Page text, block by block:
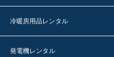
冷暖房用品レンタル
発電機レンタル